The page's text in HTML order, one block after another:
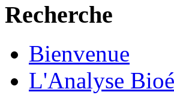
Recherche
Bienvenue
L'Analyse